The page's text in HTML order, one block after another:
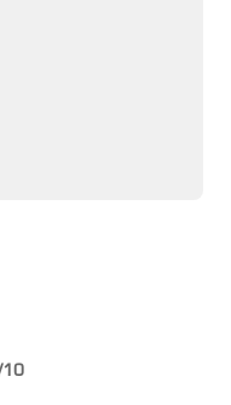
10